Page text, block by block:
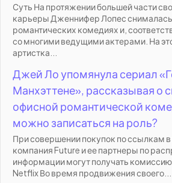
Суть На протяжении большей части
карьеры Дженнифер Лопес
романтических комедиях и,
со многими ведущими актерами. На
артистка...
Джей Ло упомянула сериал
Манхэттене», рассказывая о
офисной романтической
можно записаться на роль?
При совершении покупок по ссылкам в
компания Future и ее партнеры по
информации могут получать
Netflix Во время продвижения своего...